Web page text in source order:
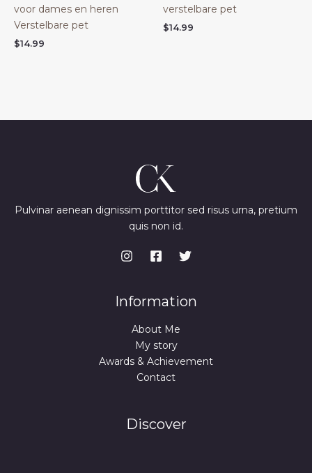
voor dames en heren
Verstelbare pet
$14.99
verstelbare pet
$14.99
Pulvinar aenean dignissim porttitor sed risus urna, pretium
quis non id.
Information
About Me
My story
Awards & Achievement
Contact
Discover